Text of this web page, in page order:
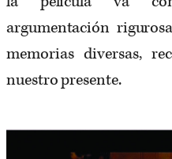
argumentación
memorias diversas,
nuestro presente.